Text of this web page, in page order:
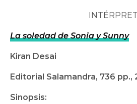
La soledad de Sonia y Sunny
Kiran Desai
Editorial Salamandra, 736 pp.,
Sinopsis: